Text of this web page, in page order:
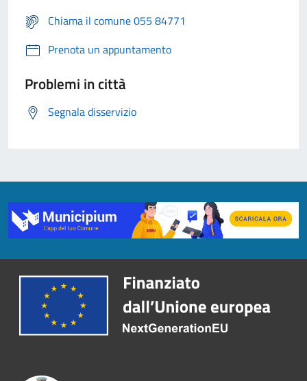
Chiama il comune 055 84771
Prenota un appuntamento
Problemi in città
Segnala disservizio